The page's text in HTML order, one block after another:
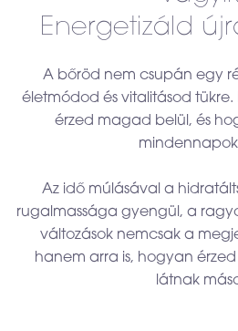
Energetizáld
A bőröd nem csupán egy
életmódod és vitalitásod
érzed magad belül, és
Az idő múlásával a
rugalmassága gyengül, a
változások nemcsak a
hanem arra is, hogyan
látnak